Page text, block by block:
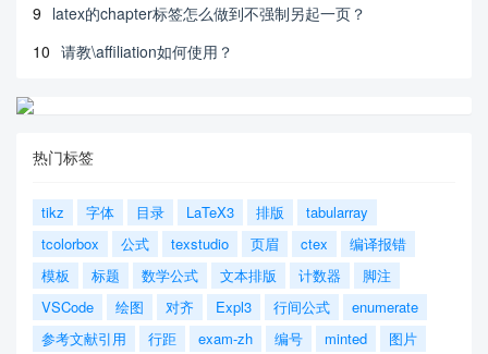
9 latex的chapter标签怎么做到不强制另起一页？
10 请教\affiliation如何使用？
热门标签
tikz 字体 目录 LaTeX3 排版
tabularray
tcolorbox
公式 texstudio 页眉 ctex
编译报错
模板
标题 数学公式 文本排版 计数器
脚注
VSCode
绘图 对齐 Expl3 行间公式
enumerate
参考文献引用
行距 exam-zh 编号 minted
图片